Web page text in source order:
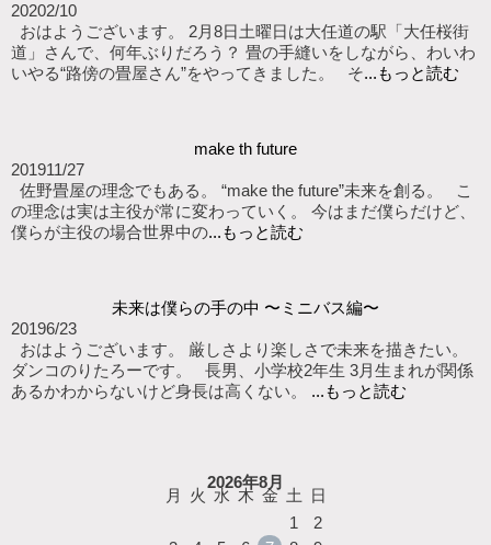
20202/10
おはようございます。 2月8日土曜日は大任道の駅「大任桜街
道」さんで、何年ぶりだろう？ 畳の手縫いをしながら、わいわ
いやる“路傍の畳屋さん”をやってきました。 そ...もっと読む
make th future
201911/27
佐野畳屋の理念でもある。 “make the future”未来を創る。 こ
の理念は実は主役が常に変わっていく。 今はまだ僕らだけど、
僕らが主役の場合世界中の...もっと読む
未来は僕らの手の中 〜ミニバス編〜
20196/23
おはようございます。 厳しさより楽しさで未来を描きたい。
ダンコのりたろーです。 長男、小学校2年生 3月生まれが関係
あるかわからないけど身長は高くない。 ...もっと読む
2026年8月
月 火 水 木 金 土
日
1
2